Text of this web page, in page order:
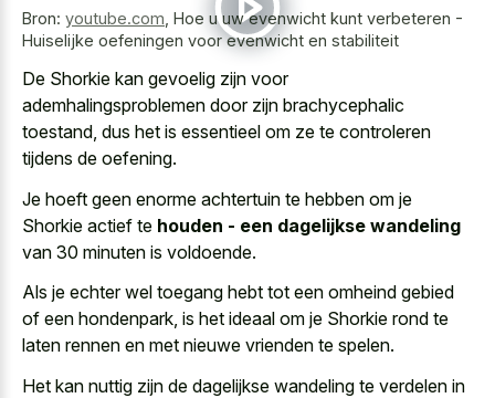
Bron: youtube.com Hoe u uw evenwicht kunt verbeteren -
Huiselijke oefeningen voor evenwicht en stabiliteit
De Shorkie kan gevoelig zijn voor
ademhalingsproblemen door zijn brachycephalic
toestand, dus het is essentieel om ze te controleren
tijdens de oefening.
Je hoeft geen enorme achtertuin te hebben om je
Shorkie actief te houden - een dagelijkse wandeling
van 30 minuten is voldoende.
Als je echter wel toegang hebt tot een omheind gebied
of een hondenpark, is het ideaal om je Shorkie rond te
laten rennen en met nieuwe vrienden te spelen.
Het kan nuttig zijn de dagelijkse wandeling te verdelen in